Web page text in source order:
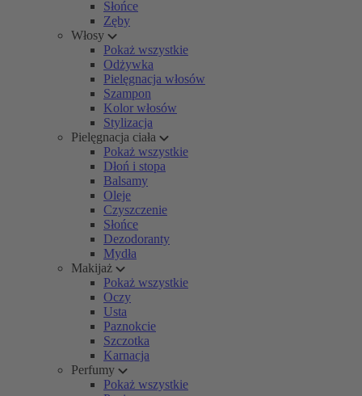
Słońce
Zęby
Włosy
Pokaż wszystkie
Odżywka
Pielęgnacja włosów
Szampon
Kolor włosów
Stylizacja
Pielęgnacja ciała
Pokaż wszystkie
Dłoń i stopa
Balsamy
Oleje
Czyszczenie
Słońce
Dezodoranty
Mydła
Makijaż
Pokaż wszystkie
Oczy
Usta
Paznokcie
Szczotka
Karnacja
Perfumy
Pokaż wszystkie